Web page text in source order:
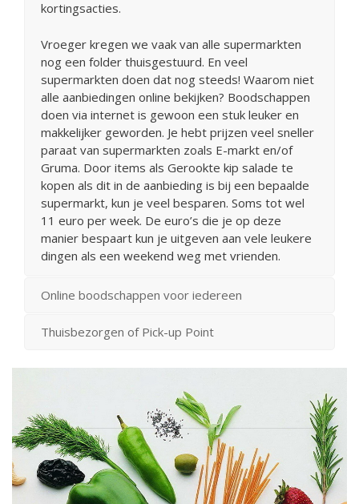
kortingsacties.
Vroeger kregen we vaak van alle supermarkten
nog een folder thuisgestuurd. En veel
supermarkten doen dat nog steeds! Waarom niet
alle aanbiedingen online bekijken? Boodschappen
doen via internet is gewoon een stuk leuker en
makkelijker geworden. Je hebt prijzen veel sneller
paraat van supermarkten zoals E-markt en/of
Gruma. Door items als Gerookte kip salade te
kopen als dit in de aanbieding is bij een bepaalde
supermarkt, kun je veel besparen. Soms tot wel
11 euro per week. De euro’s die je op deze
manier bespaart kun je uitgeven aan vele leukere
dingen als een weekend weg met vrienden.
Online boodschappen voor iedereen
Thuisbezorgen of Pick-up Point